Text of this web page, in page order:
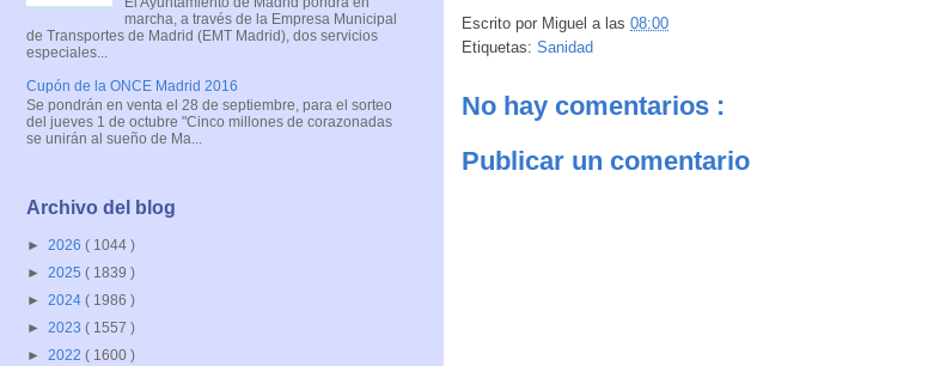
Escrito por Miguel a las 08:00
Etiquetas: Sanidad
No hay comentarios :
Publicar un comentario
marcha, a través de la Empresa Municipal
de Transportes de Madrid (EMT Madrid), dos servicios
especiales...
Cupón de la ONCE Madrid 2016
Se pondrán en venta el 28 de septiembre, para el sorteo
del jueves 1 de octubre "Cinco millones de corazonadas
se unirán al sueño de Ma...
Archivo del blog
► 2026 ( 1044 )
► 2025 ( 1839 )
► 2024 ( 1986 )
► 2023 ( 1557 )
► 2022 ( 1600 )